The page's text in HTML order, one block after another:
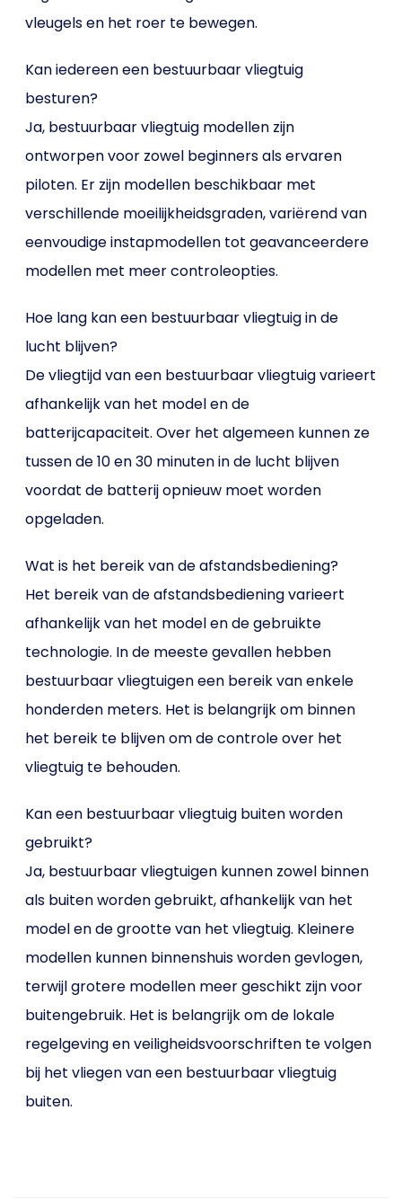
vleugels en het roer te bewegen.
Kan iedereen een bestuurbaar vliegtuig
besturen?
Ja, bestuurbaar vliegtuig modellen zijn
ontworpen voor zowel beginners als ervaren
piloten. Er zijn modellen beschikbaar met
verschillende moeilijkheidsgraden, variërend van
eenvoudige instapmodellen tot geavanceerdere
modellen met meer controleopties.
Hoe lang kan een bestuurbaar vliegtuig in de
lucht blijven?
De vliegtijd van een bestuurbaar vliegtuig varieert
afhankelijk van het model en de
batterijcapaciteit. Over het algemeen kunnen ze
tussen de 10 en 30 minuten in de lucht blijven
voordat de batterij opnieuw moet worden
opgeladen.
Wat is het bereik van de afstandsbediening?
Het bereik van de afstandsbediening varieert
afhankelijk van het model en de gebruikte
technologie. In de meeste gevallen hebben
bestuurbaar vliegtuigen een bereik van enkele
honderden meters. Het is belangrijk om binnen
het bereik te blijven om de controle over het
vliegtuig te behouden.
Kan een bestuurbaar vliegtuig buiten worden
gebruikt?
Ja, bestuurbaar vliegtuigen kunnen zowel binnen
als buiten worden gebruikt, afhankelijk van het
model en de grootte van het vliegtuig. Kleinere
modellen kunnen binnenshuis worden gevlogen,
terwijl grotere modellen meer geschikt zijn voor
buitengebruik. Het is belangrijk om de lokale
regelgeving en veiligheidsvoorschriften te volgen
bij het vliegen van een bestuurbaar vliegtuig
buiten.